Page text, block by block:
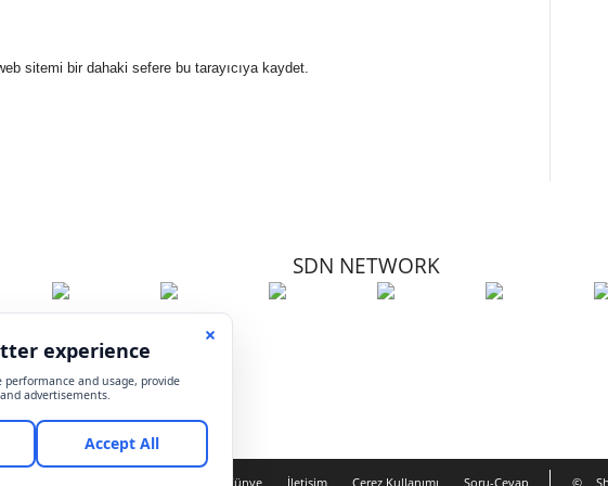
sitemi bir dahaki sefere bu tarayıcıya kaydet.
SDN NETWORK
Künye İletişim Çerez Kullanımı Soru-Cevap ©